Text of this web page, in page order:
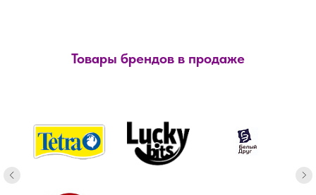
Товары брендов в продаже